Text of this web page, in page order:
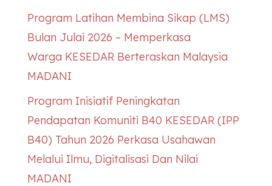
Program Latihan Membina Sikap (LMS)
Bulan Julai 2026 – Memperkasa
Warga KESEDARBerteraskan Malaysia
MADANI
Program Inisiatif Peningkatan
Pendapatan Komuniti B40 KESEDAR(IPP
B40) Tahun 2026 Perkasa Usahawan
Melalui Ilmu, Digitalisasi Dan Nilai
MADANI